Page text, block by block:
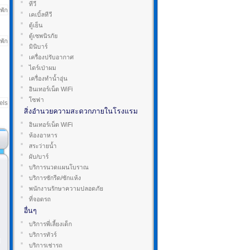
ทีวี
เคเบิ้ลทีวี
ตู้เย็น
ตู้เซพนิรภัย
มินิบาร์
เครื่องปรับอากาศ
ไดร์เป่าผม
เครื่องทำน้ำอุ่น
อินเทอร์เน็ต WiFi
โซฟา
สิ่งอำนวยความสะดวกภายในโรงแรม
อินเทอร์เน็ต WiFi
ห้องอาหาร
สระว่ายน้ำ
ผับ/บาร์
บริการนวดแผนโบราณ
บริการซักรีด/ซักแห้ง
พนักงานรักษาความปลอดภัย
ที่จอดรถ
อื่นๆ
บริการพี่เลี้ยงเด็ก
บริการทัวร์
บริการเช่ารถ